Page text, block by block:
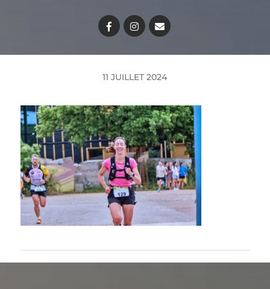
11 JUILLET 2024